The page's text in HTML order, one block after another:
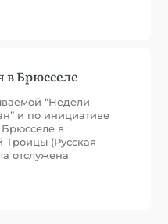
в Брюсселе
“Недели
и по инициативе
в
Троицы (Русская
отслужена